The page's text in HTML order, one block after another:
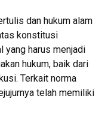
dan hukum alam
konstitusi
yang harus menjadi
hukum, baik dari
Terkait norma
telah memiliki